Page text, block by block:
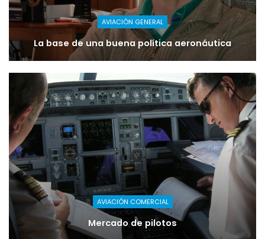
AVIACIÓN GENERAL
La base de una buena política aeronáutica
AVIACIÓN COMERCIAL
Mercado de pilotos